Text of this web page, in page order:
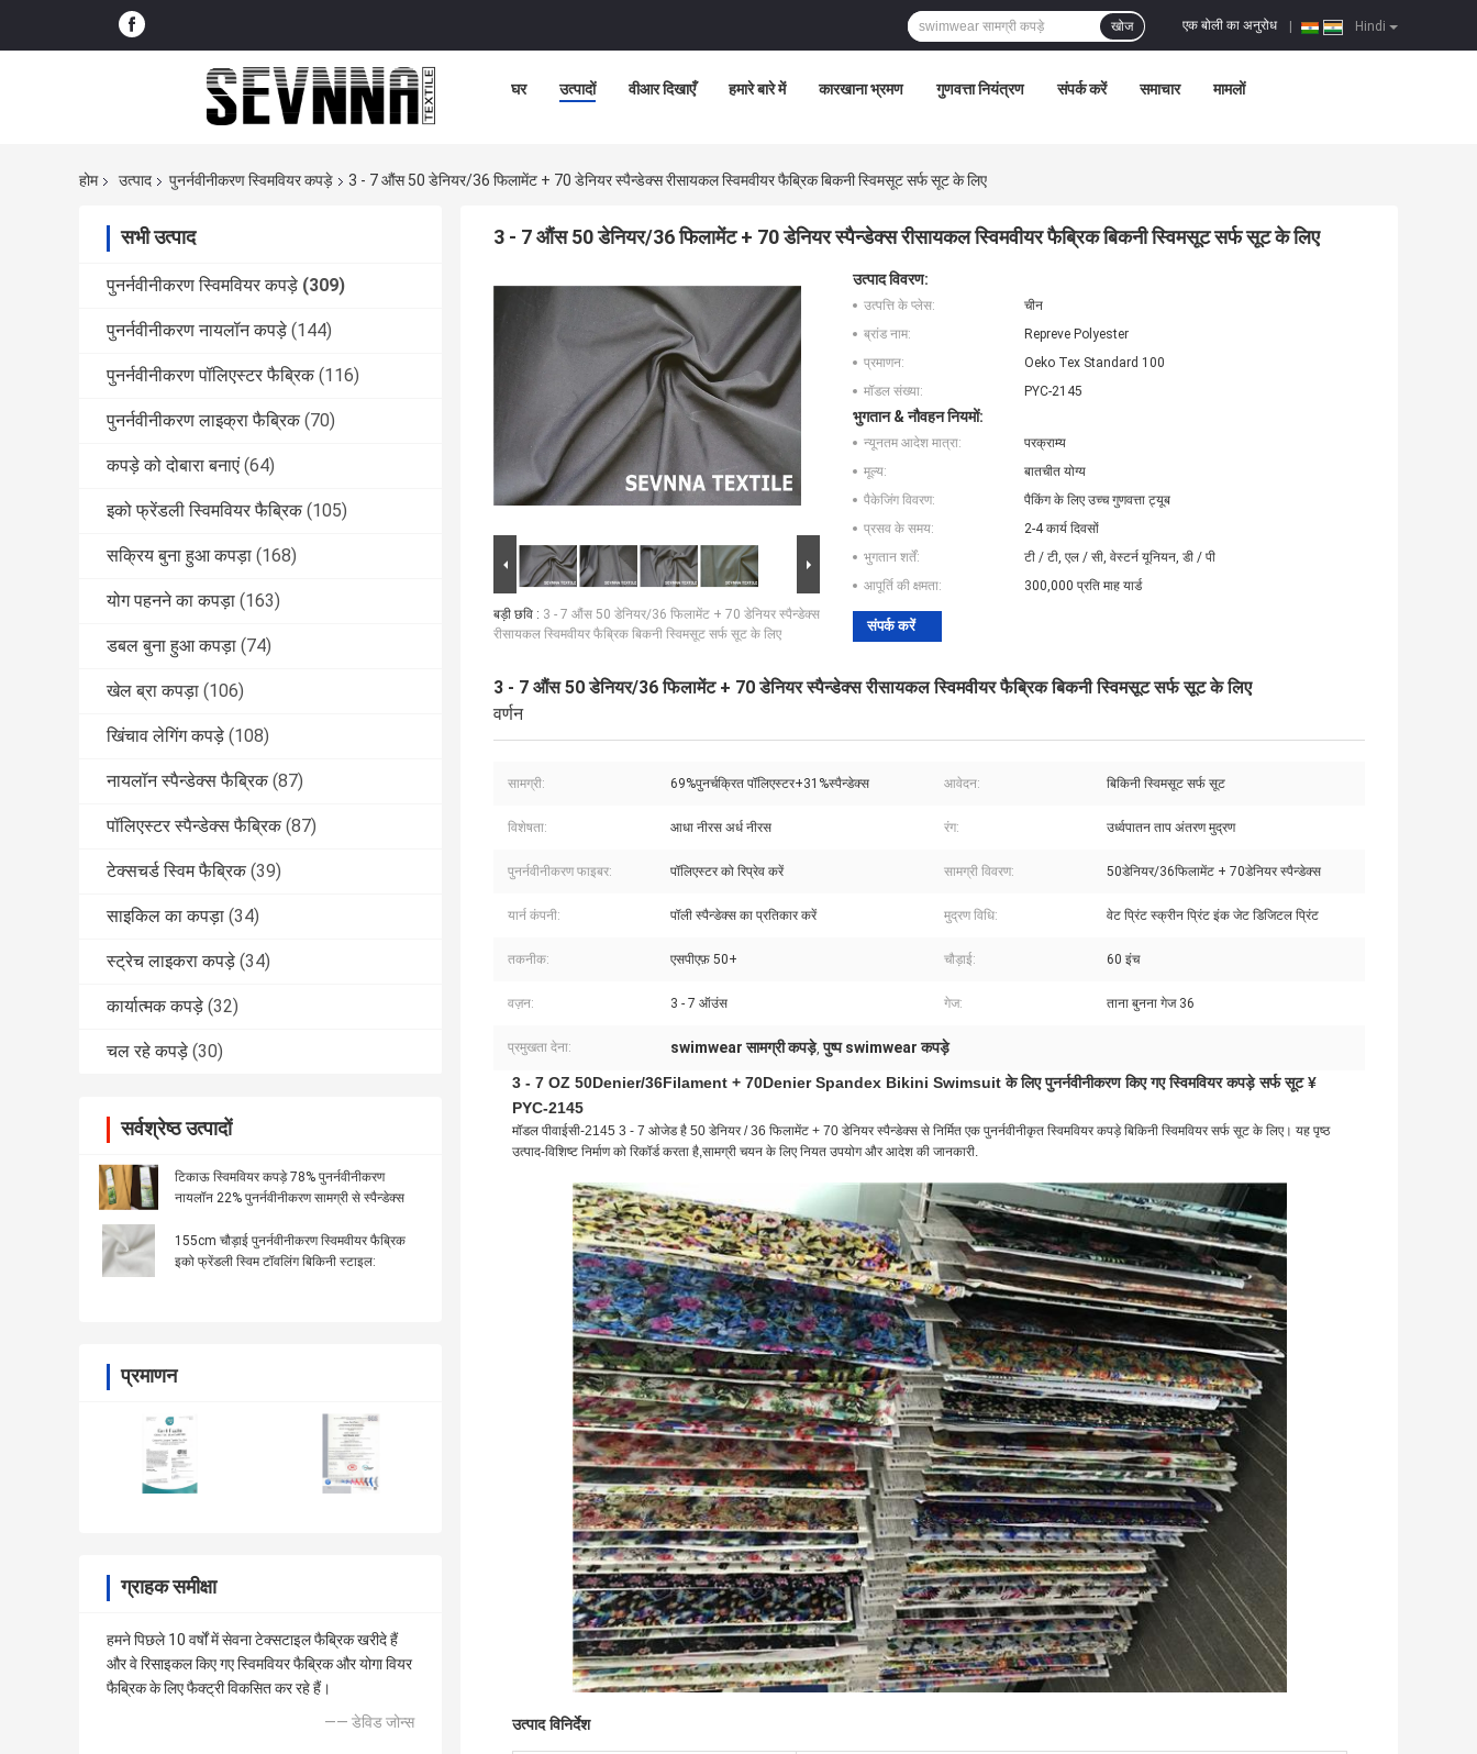
Hindi
एक बोली का अनुरोध
खोज
घर उत्पादों वीआर दिखाएँ हमारे बारे में कारखाना भ्रमण गुणवत्ता नियंत्रण संपर्क करें समाचार मामलों
होम उत्पाद पुनर्नवीनीकरण स्विमवियर कपड़े 3 - 7 औंस 50 डेनियर/36 फिलामेंट + 70 डेनियर स्पैन्डेक्स रीसायकल स्विमवीयर फैब्रिक बिकनी स्विमसूट सर्फ सूट के लिए
सभी उत्पाद
पुनर्नवीनीकरण स्विमवियर कपड़े (309)
पुनर्नवीनीकरण नायलॉन कपड़े (144)
पुनर्नवीनीकरण पॉलिएस्टर फैब्रिक (116)
पुनर्नवीनीकरण लाइक्रा फैब्रिक (70)
कपड़े को दोबारा बनाएं (64)
इको फ्रेंडली स्विमवियर फैब्रिक (105)
सक्रिय बुना हुआ कपड़ा (168)
योग पहनने का कपड़ा (163)
डबल बुना हुआ कपड़ा (74)
खेल ब्रा कपड़ा (106)
खिंचाव लेगिंग कपड़े (108)
नायलॉन स्पैन्डेक्स फैब्रिक (87)
पॉलिएस्टर स्पैन्डेक्स फैब्रिक (87)
टेक्सचर्ड स्विम फैब्रिक (39)
साइकिल का कपड़ा (34)
स्ट्रेच लाइकरा कपड़े (34)
कार्यात्मक कपड़े (32)
चल रहे कपड़े (30)
सर्वश्रेष्ठ उत्पादों
टिकाऊ स्विमवियर कपड़े 78% पुनर्नवीनीकरण
नायलॉन 22% पुनर्नवीनीकरण सामग्री से स्पैन्डेक्स
155cm चौड़ाई पुनर्नवीनीकरण स्विमवीयर फैब्रिक
इको फ्रेंडली स्विम टॉवलिंग बिकिनी स्टाइल:
प्रमाणन
ग्राहक समीक्षा
हमने पिछले 10 वर्षों में सेवना टेक्सटाइल फैब्रिक खरीदे हैं
और वे रिसाइकल किए गए स्विमवियर फैब्रिक और योगा वियर
फैब्रिक के लिए फैक्ट्री विकसित कर रहे हैं।
—— डेविड जोन्स
3 - 7 औंस 50 डेनियर/36 फिलामेंट + 70 डेनियर स्पैन्डेक्स रीसायकल स्विमवीयर फैब्रिक बिकनी स्विमसूट सर्फ सूट के लिए
बड़ी छवि : 3 - 7 औंस 50 डेनियर/36 फिलामेंट + 70 डेनियर स्पैन्डेक्स
रीसायकल स्विमवीयर फैब्रिक बिकनी स्विमसूट सर्फ सूट के लिए
उत्पाद विवरण:
उत्पत्ति के प्लेस:
चीन
ब्रांड नाम:
Repreve Polyester
प्रमाणन:
Oeko Tex Standard 100
मॉडल संख्या:
PYC-2145
भुगतान & नौवहन नियमों:
न्यूनतम आदेश मात्रा:
परक्राम्य
मूल्य:
बातचीत योग्य
पैकेजिंग विवरण:
पैकिंग के लिए उच्च गुणवत्ता ट्यूब
प्रसव के समय:
2-4 कार्य दिवसों
भुगतान शर्तें:
टी / टी, एल / सी, वेस्टर्न यूनियन, डी / पी
आपूर्ति की क्षमता:
300,000 प्रति माह यार्ड
संपर्क करें
3 - 7 औंस 50 डेनियर/36 फिलामेंट + 70 डेनियर स्पैन्डेक्स रीसायकल स्विमवीयर फैब्रिक बिकनी स्विमसूट सर्फ सूट के लिए
वर्णन
सामग्री: 69%पुनर्चक्रित पॉलिएस्टर+31%स्पैन्डेक्स आवेदन: बिकिनी स्विमसूट सर्फ सूट
विशेषता: आधा नीरस अर्ध नीरस रंग: उर्ध्वपातन ताप अंतरण मुद्रण
पुनर्नवीनीकरण फाइबर: पॉलिएस्टर को रिप्रेव करें सामग्री विवरण: 50डेनियर/36फिलामेंट + 70डेनियर स्पैन्डेक्स
यार्न कंपनी: पॉली स्पैन्डेक्स का प्रतिकार करें मुद्रण विधि: वेट प्रिंट स्क्रीन प्रिंट इंक जेट डिजिटल प्रिंट
तकनीक: एसपीएफ़ 50+ चौड़ाई: 60 इंच
वज़न: 3 - 7 ऑउंस गेज: ताना बुनना गेज 36
प्रमुखता देना: swimwear सामग्री कपड़े,पुष्प swimwear कपड़े
3 - 7 OZ 50Denier/36Filament + 70Denier Spandex Bikini Swimsuit के लिए पुनर्नवीनीकरण किए गए स्विमवियर कपड़े सर्फ सूट ¥
PYC-2145
मॉडल पीवाईसी-2145 3 - 7 ओजेड है 50 डेनियर / 36 फिलामेंट + 70 डेनियर स्पैन्डेक्स से निर्मित एक पुनर्नवीनीकृत स्विमवियर कपड़े बिकिनी स्विमवियर सर्फ सूट के लिए। यह पृष्ठ
उत्पाद-विशिष्ट निर्माण को रिकॉर्ड करता है,सामग्री चयन के लिए नियत उपयोग और आदेश की जानकारी.
उत्पाद विनिर्देश